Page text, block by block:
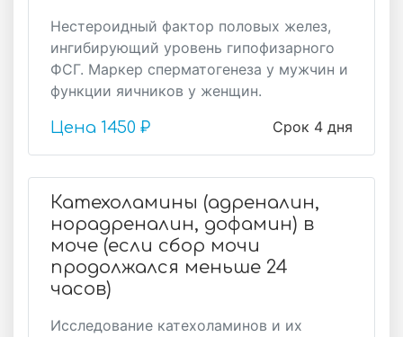
Нестероидный фактор половых желез,
ингибирующий уровень гипофизарного
ФСГ. Маркер сперматогенеза у мужчин и
функции яичников у женщин.
Срок 4 дня
Цена 1450 ₽
Катехоламины (адреналин,
норадреналин, дофамин) в
моче (если сбор мочи
продолжался меньше 24
часов)
Исследование катехоламинов и их